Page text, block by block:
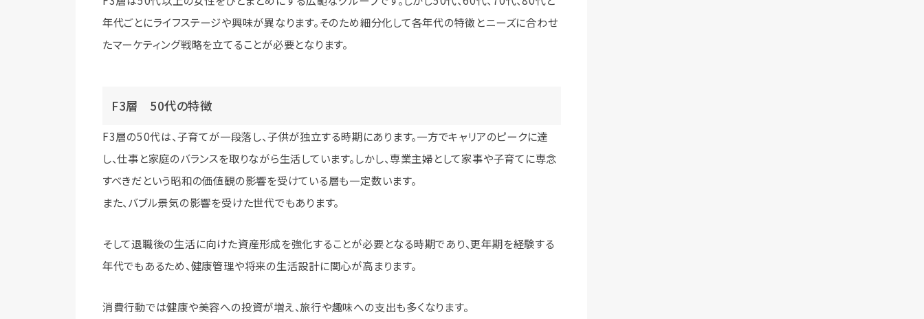
年代ごとにライフステージや興味が異なります。そのため細分化して各年代の特徴とニーズに合わせ
たマーケティング戦略を立てることが必要となります。
F3層 50代の特徴
F3層の50代は、子育てが一段落し、子供が独立する時期にあります。一方でキャリアのピークに達
し、仕事と家庭のバランスを取りながら生活しています。しかし、専業主婦として家事や子育てに専念
すべきだという昭和の価値観の影響を受けている層も一定数います。
また、バブル景気の影響を受けた世代でもあります。
そして退職後の生活に向けた資産形成を強化することが必要となる時期であり、更年期を経験する
年代でもあるため、健康管理や将来の生活設計に関心が高まります。
消費行動では健康や美容への投資が増え、旅行や趣味への支出も多くなります。